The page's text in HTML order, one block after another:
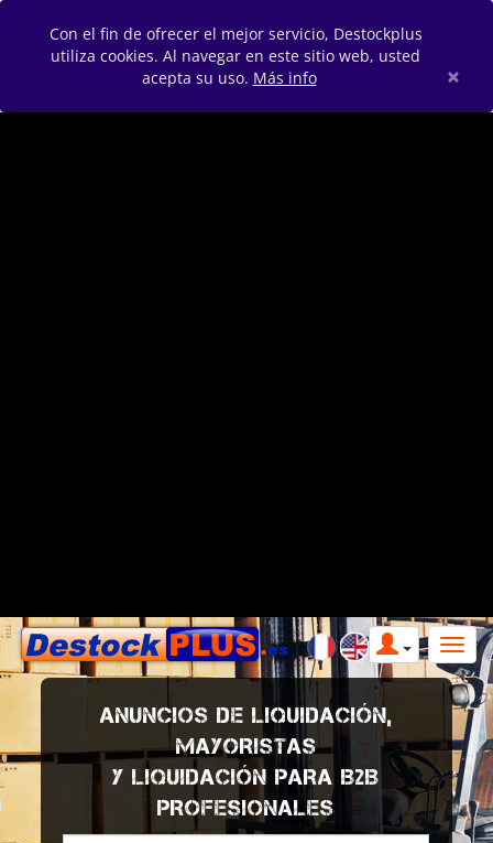
Con el fin de ofrecer el mejor servicio, Destockplus
utiliza cookies. Al navegar en este sitio web, usted
acepta su uso. Más info ×
ANUNCIOS DE LIQUIDACIÓN,
MAYORISTAS
Y LIQUIDACIÓN PARA B2B
PROFESIONALES